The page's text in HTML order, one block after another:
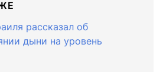
рассказал об
дыни на уровень